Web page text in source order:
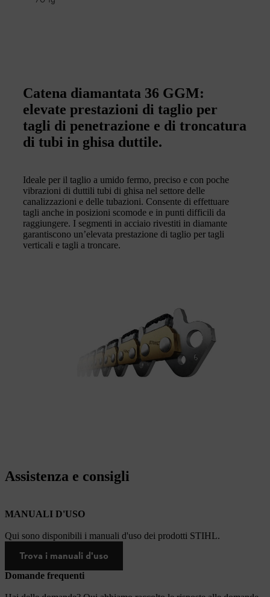
Catena diamantata 36 GGM:
elevate prestazioni di taglio per
tagli di penetrazione e di troncatura
di tubi in ghisa duttile.
Ideale per il taglio a umido fermo, preciso e con poche
vibrazioni di duttili tubi di ghisa nel settore delle
canalizzazioni e delle tubazioni. Consente di effettuare
tagli anche in posizioni scomode e in punti difficili da
raggiungere. I segmenti in acciaio rivestiti in diamante
garantiscono un’elevata prestazione di taglio per tagli
verticali e tagli a troncare.
Assistenza e consigli
MANUALI D'USO
Qui sono disponibili i manuali d'uso dei prodotti STIHL.
Trova i manuali d'uso
Domande frequenti